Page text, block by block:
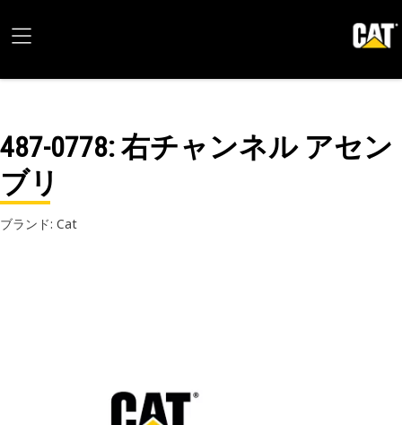
487-0778: 右チャンネル アセン
ブリ
ブランド: Cat